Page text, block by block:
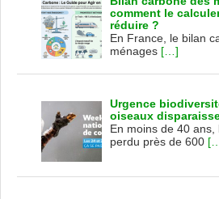
comment le
réduire ?
En France, le bilan
ménages […]
Urgence
oiseaux
En moins de 40 ans,
perdu près de 600